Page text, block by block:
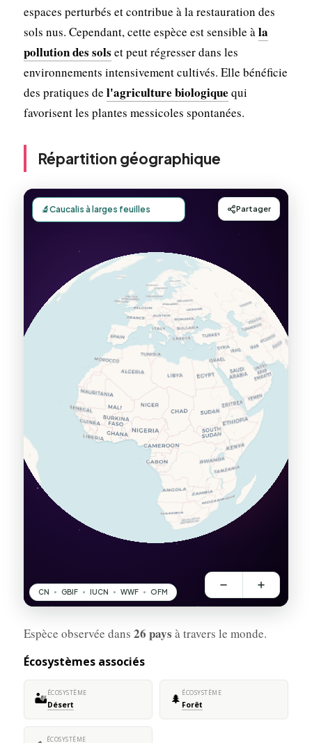
espaces perturbés et contribue à la restauration des
sols nus. Cependant, cette espèce est sensible àla
pollution des sols et peut régresser dans les
environnements intensivement cultivés. Elle bénéficie
des pratiques de l'agriculture biologique qui
favorisent les plantes messicoles spontanées.
Répartition géographique
Espèce observée dans 26 pays à travers le monde.
Écosystèmes associés
🏜️ÉCOSYSTÈME
Désert 🌲 ÉCOSYSTÈME
Forêt
ÉCOSYSTÈME